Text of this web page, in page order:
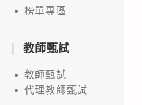
榜單專區
教師甄試
教師甄試
代理教師甄試